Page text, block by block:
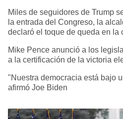
Miles de seguidores de Trump
la entrada del Congreso, la
declaró el toque de queda en la
Mike Pence anunció a los
a la certificación de la victoria
"Nuestra democracia está bajo
afirmó Joe Biden